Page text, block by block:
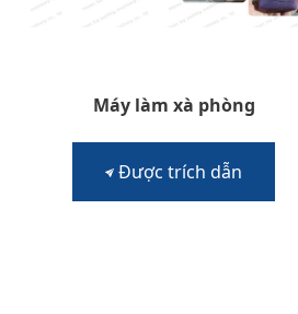
Máy làm xà phòng
Được trích dẫn